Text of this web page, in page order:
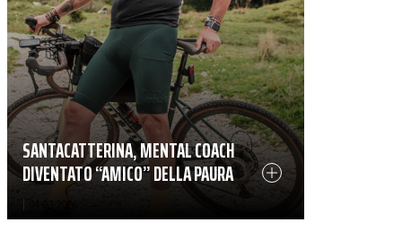
SANTACATTERINA, MENTAL COACH
DIVENTATO “AMICO” DELLA PAURA